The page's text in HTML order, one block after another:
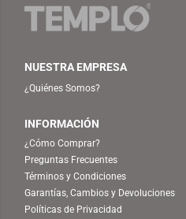
NUESTRA EMPRESA
¿Quiénes Somos?
INFORMACIÓN
¿Cómo Comprar?
Preguntas Frecuentes
Términos y Condiciones
Garantías, Cambios y Devoluciones
Políticas de Privacidad